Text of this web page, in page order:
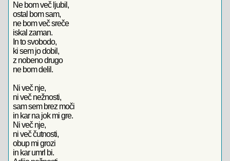
Ne bom več ljubil,
ostal bom sam,
ne bom več sreče
iskal zaman.
In to svobodo,
ki sem jo dobil,
z nobeno drugo
ne bom delil.
Ni več nje,
ni več nežnosti,
sam sem brez moči
in kar na jok mi gre.
Ni več nje,
ni več čutnosti,
obup mi grozi
in kar umrl bi.